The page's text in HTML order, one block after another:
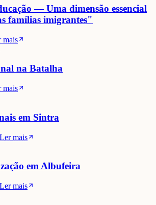
— Uma dimensão essencial
famílias imigrantes"
mais
na Batalha
mais
em Sintra
Ler mais
em Albufeira
Ler mais